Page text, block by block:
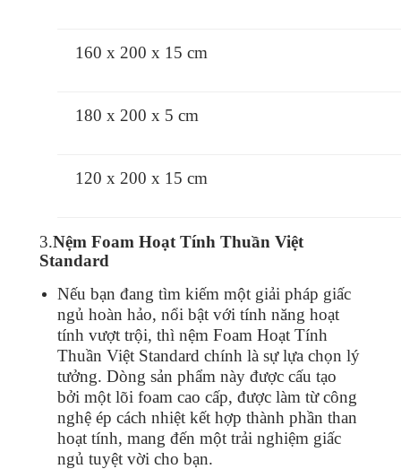
160 x 200 x 15 cm
180 x 200 x 5 cm
120 x 200 x 15 cm
3.Nệm Foam Hoạt Tính Thuần Việt
Standard
Nếu bạn đang tìm kiếm một giải pháp giấc
ngủ hoàn hảo, nổi bật với tính năng hoạt
tính vượt trội, thì nệm Foam Hoạt Tính
Thuần Việt Standard chính là sự lựa chọn lý
tưởng. Dòng sản phẩm này được cấu tạo
bởi một lõi foam cao cấp, được làm từ công
nghệ ép cách nhiệt kết hợp thành phần than
hoạt tính, mang đến một trải nghiệm giấc
ngủ tuyệt vời cho bạn.